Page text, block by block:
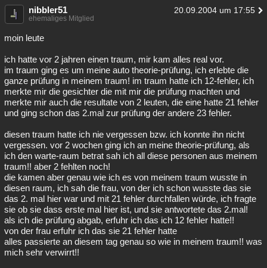
nibbler51 20.09.2004 um 17:55
ehemaliges Mitglied
moin leute
ich hatte vor 2 jahren einen traum, mir kam alles real vor.
im traum ging es um meine auto theorie-prüfung, ich erlebte die
ganze prüfung in meinem traum! im traum hatte ich 12-fehler, ich
merkte mir die gesichter die mit mir die prüfung machten und
merkte mir auch die resultate von 2 leuten, die eine hatte 21 fehler
und ging schon das 2.mal zur prüfung der andere 23 fehler.
diesen traum hatte ich nie vergessen bzw. ich konnte ihn nicht
vergessen. vor 2 wochen ging ich an meine theorie-prüfung, als
ich den warte-raum betrat sah ich all diese personen aus meinem
traum!! aber 2 fehlten noch!
die kamen aber genau wie ich es von meinem traum wusste in
diesen raum, ich sah die frau, von der ich schon wusste das sie
das 2. mal hier war und mit 21 fehler durchfallen würde, ich fragte
sie ob sie dass erste mal hier ist, und sie antwortete das 2.mal!
als ich die prüfung abgab, erfuhr ich das ich 12 fehler hatte!!
von der frau erfuhr ich das sie 21 fehler hatte
alles passierte an diesem tag genau so wie in meinem traum!! was
mich sehr verwirrt!!